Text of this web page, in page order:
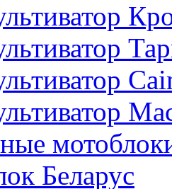
Беларус